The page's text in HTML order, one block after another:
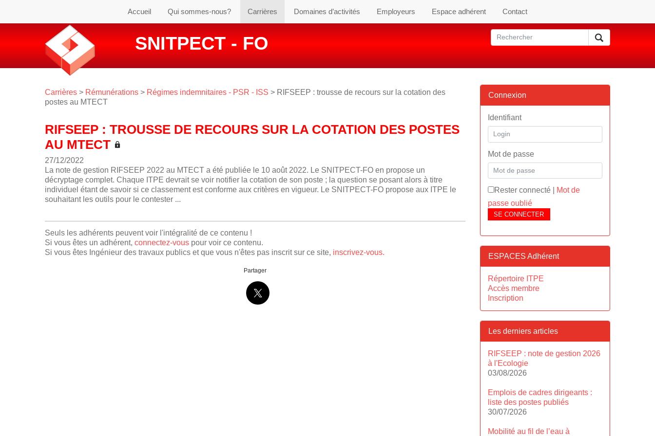
Accueil Qui sommes-nous? Carrières Domaines d’activités Employeurs Espace adhérent Contact
SNITPECT - FO
Carrières > Rémunérations > Régimes indemnitaires - PSR - ISS > RIFSEEP : trousse de recours sur la cotation des
postes au MTECT
RIFSEEP : TROUSSE DE RECOURS SUR LA COTATION DES POSTES
AU MTECT
27/12/2022
La note de gestion RIFSEEP 2022 au MTECT a été publiée le 10 août 2022. Le SNITPECT-FO en propose un
décryptage complet. Chaque ITPE devrait se voir notifier la cotation de son poste ; la question se posant alors à titre
individuel étant de savoir si ce classement est conforme aux critères en vigueur. Le SNITPECT-FO propose aux ITPE le
souhaitant les outils pour le contester ...
Seuls les adhérents peuvent voir l'intégralité de ce contenu !
Si vous êtes un adhérent, connectez-vous pour voir ce contenu.
Si vous êtes Ingénieur des travaux publics et que vous n'êtes pas inscrit sur ce site, inscrivez-vous.
Partager
Connexion
Identifiant
Mot de passe
Rester connecté|
Mot de
passe oublié
SE CONNECTER
ESPACES Adhérent
Répertoire ITPE
Accès membre
Inscription
Les derniers articles
RIFSEEP : note de gestion 2026
à l'Ecologie
03/08/2026
Emplois de cadres dirigeants :
liste des postes publiés
30/07/2026
Mobilité au fil de l’eau à